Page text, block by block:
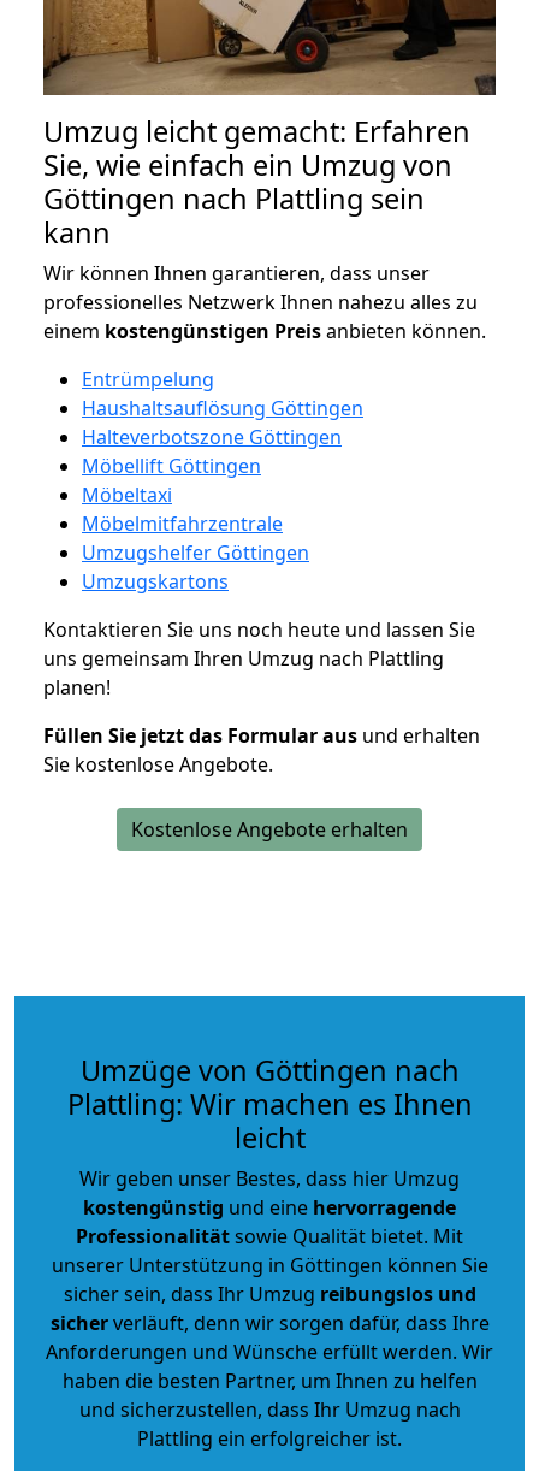
Umzug leicht gemacht: Erfahren
Sie, wie einfach ein Umzug von
Göttingen nach Plattling sein
kann
Wir können Ihnen garantieren, dass unser
professionelles Netzwerk Ihnen nahezu alles zu
einem kostengünstigen Preisanbieten können.
Entrümpelung
Haushaltsauflösung Göttingen
Halteverbotszone Göttingen
Möbellift Göttingen
Möbeltaxi
Möbelmitfahrzentrale
Umzugshelfer Göttingen
Umzugskartons
Kontaktieren Sie uns noch heute und lassen Sie
uns gemeinsam Ihren Umzug nach Plattling
planen!
Füllen Sie jetzt das Formular aus und erhalten
Sie kostenlose Angebote.
Kostenlose Angebote erhalten
Umzüge von Göttingen nach
Plattling: Wir machen es Ihnen
leicht
Wir geben unser Bestes, dass hier Umzug
kostengünstig und eine hervorragende
Professionalitätsowie Qualität bietet. Mit
unserer Unterstützung in Göttingen können Sie
sicher sein, dass Ihr Umzug reibungslos und
sicherverläuft, denn wir sorgen dafür, dass Ihre
Anforderungen und Wünsche erfüllt werden. Wir
haben die besten Partner, um Ihnen zu helfen
und sicherzustellen, dass Ihr Umzug nach
Plattling ein erfolgreicher ist.